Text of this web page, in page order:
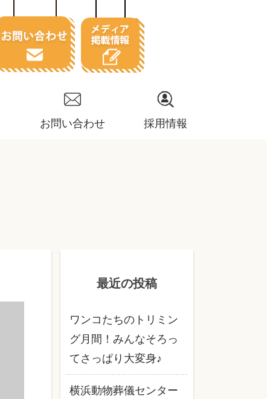
お問い合わせ 採用情報
最近の投稿
ワンコたちのトリミン
グ月間！みんなそろっ
てさっぱり大変身♪
横浜動物葬儀センター